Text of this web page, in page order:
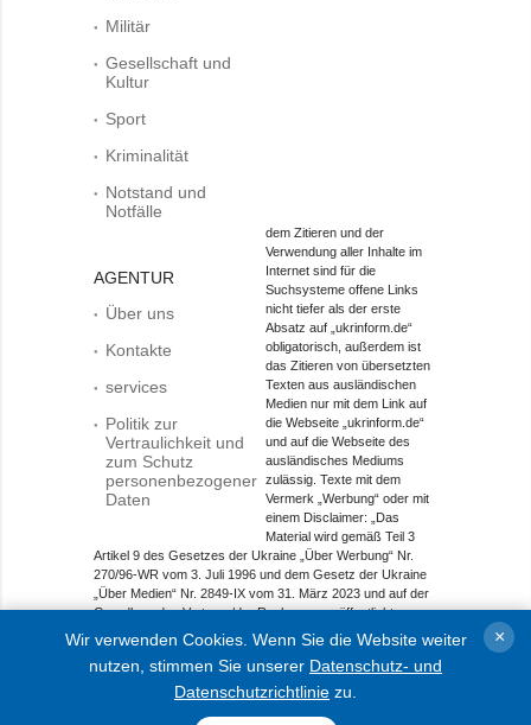
Militär
Gesellschaft und
Kultur
Sport
Kriminalität
Notstand und
Notfälle
AGENTUR
Über uns
Kontakte
services
Politik zur
Vertraulichkeit und
zum Schutz
personenbezogener
Daten
dem Zitieren und der
Verwendung aller Inhalte im
Internet sind für die
Suchsysteme offene Links
nicht tiefer als der erste
Absatz auf „ukrinform.de“
obligatorisch, außerdem ist
das Zitieren von übersetzten
Texten aus ausländischen
Medien nur mit dem Link auf
die Webseite „ukrinform.de“
und auf die Webseite des
ausländisches Mediums
zulässig. Texte mit dem
Vermerk „Werbung“ oder mit
einem Disclaimer: „Das
Material wird gemäß Teil 3
Artikel 9 des Gesetzes der Ukraine „Über Werbung“ Nr.
270/96-WR vom 3. Juli 1996 und dem Gesetz der Ukraine
„Über Medien“ Nr. 2849-IX vom 31. März 2023 und auf der
Grundlage des Vertrags/der Rechnung veröffentlicht.
Objekt im Bereich Onlinemedien; Medien-ID R40-01421.
© 2015-2026 Ukrinform. Alle Rechte sind geschützt.
Wir verwenden Cookies. Wenn Sie die Website weiter
nutzen, stimmen Sie unserer Datenschutz- und
Datenschutzrichtlinie zu.
×